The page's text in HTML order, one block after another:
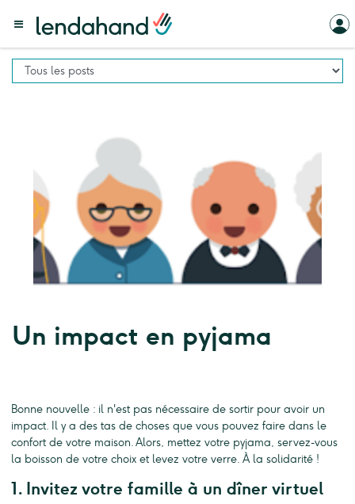
Un impact en pyjama
Bonne nouvelle : il n'est pas nécessaire de sortir pour avoir un
impact. Il y a des tas de choses que vous pouvez faire dans le
confort de votre maison. Alors, mettez votre pyjama, servez-vous
la boisson de votre choix et levez votre verre. À la solidarité !
1. Invitez votre famille à un dîner virtuel